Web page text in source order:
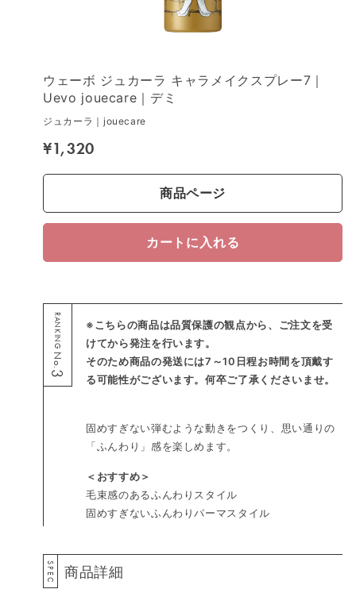
ウェーボ ジュカーラ キャラメイクスプレー7｜
Uevo jouecare｜デミ
ジュカーラ｜jouecare
¥1,320
商品ページ
カートに入れる
RANKING
No.
3
※こちらの商品は品質保護の観点から、ご注文を受
けてから発注を行います。
そのため商品の発送には7～10日程お時間を頂戴す
る可能性がございます。何卒ご了承くださいませ。
固めすぎない弾むような動きをつくり、思い通りの
「ふんわり」感を楽しめます。
＜おすすめ＞
毛束感のあるふんわりスタイル
固めすぎないふんわりパーマスタイル
SPEC 商品詳細